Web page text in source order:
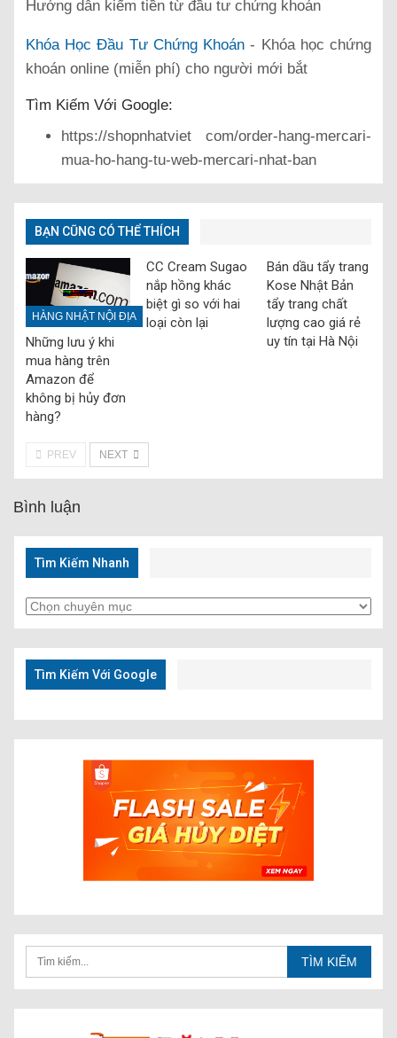
Hướng dẫn kiếm tiền từ đầu tư chứng khoán
Khóa Học Đầu Tư Chứng Khoán - Khóa học chứng
khoán online (miễn phí) cho người mới bắt
Tìm Kiếm Với Google:
https://shopnhatviet com/order-hang-mercari-
mua-ho-hang-tu-web-mercari-nhat-ban
BẠN CŨNG CÓ THỂ THÍCH
HÀNG NHẬT NỘI ĐỊA
Những lưu ý khi
mua hàng trên
Amazon để
không bị hủy đơn
hàng?
CC Cream Sugao
nắp hồng khác
biệt gì so với hai
loại còn lại
Bán dầu tẩy trang
Kose Nhật Bản
tẩy trang chất
lượng cao giá rẻ
uy tín tại Hà Nội
PREV NEXT
Bình luận
Tìm Kiếm Nhanh
Tìm
Kiếm
Nhanh
Tìm Kiếm Với Google